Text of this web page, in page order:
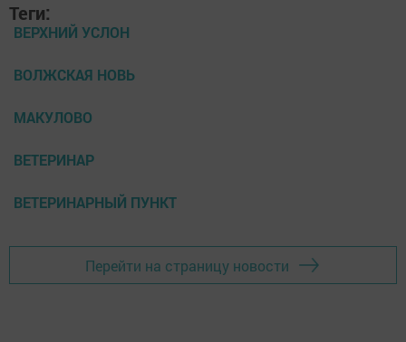
Теги:
ВЕРХНИЙ УСЛОН
ВОЛЖСКАЯ НОВЬ
МАКУЛОВО
ВЕТЕРИНАР
ВЕТЕРИНАРНЫЙ ПУНКТ
Перейти на страницу новости